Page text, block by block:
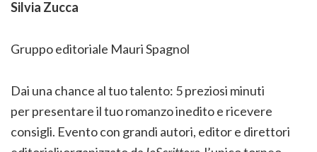
Silvia Zucca
Gruppo editoriale Mauri Spagnol
Dai una chance al tuo talento: 5 preziosi minuti
per presentare il tuo romanzo inedito e ricevere
consigli. Evento con grandi autori, editor e direttori